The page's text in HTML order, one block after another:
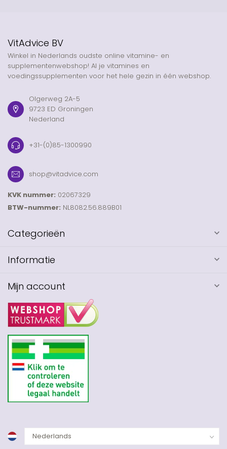
VitAdvice BV
Winkel in Nederlands oudste online vitamine- en
supplementenwebshop! Al je vitamines en
voedingssupplementen voor het hele gezin in één webshop.
Olgerweg 2A-5
9723 ED Groningen
Nederland
+31-(0)85-1300990
shop@vitadvice.com
KVK nummer: 02067329
BTW-nummer: NL8082.56.889B01
Categorieën
Informatie
Mijn account